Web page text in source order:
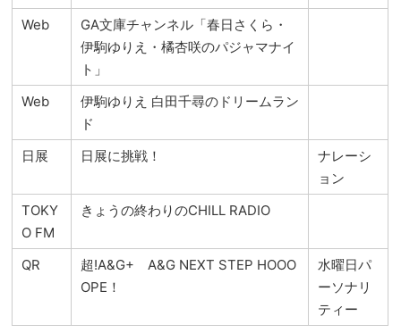
Web
GA文庫チャンネル「春日さくら・
伊駒ゆりえ・橘杏咲のパジャマナイ
ト」
Web
伊駒ゆりえ 白田千尋のドリームラン
ド
日展
日展に挑戦！
ナレーシ
ョン
TOKY
O FM
きょうの終わりのCHILL RADIO
QR
超!A&G+ A&G NEXT STEP HOOO
OPE！
水曜日パ
ーソナリ
ティー